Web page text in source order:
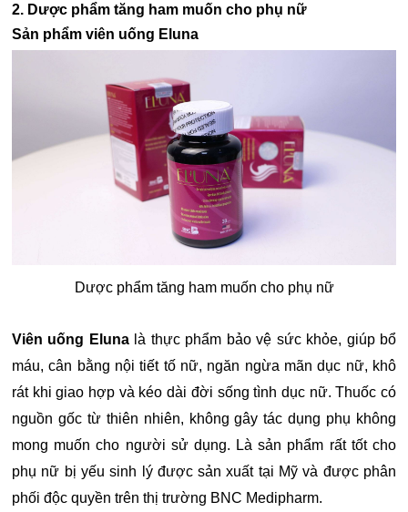
2. Dược phẩm tăng ham muốn cho phụ nữ
Sản phẩm viên uống Eluna
Dược phẩm tăng ham muốn cho phụ nữ
Viên uống Eluna là thực phẩm bảo vệ sức khỏe, giúp bổ
máu, cân bằng nội tiết tố nữ, ngăn ngừa mãn dục nữ, khô
rát khi giao hợp và kéo dài đời sống tình dục nữ. Thuốc có
nguồn gốc từ thiên nhiên, không gây tác dụng phụ không
mong muốn cho người sử dụng. Là sản phẩm rất tốt cho
phụ nữ bị yếu sinh lý được sản xuất tại Mỹ và được phân
phối độc quyền trên thị trường BNC Medipharm.